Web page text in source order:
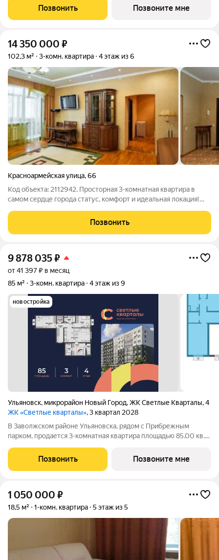
Ультраград от федерального девелопера «Железно».
Ультраград ультра счастливый жилой
Позвонить Позвоните мне
14 350 000 ₽
102,3 м² 3-комн. квартира 4 этаж из 6
Красноармейская улица,66
Код объекта: 2112942. Просторная 3-комнатная квартира в
самом сердце города статус, комфорт и идеальная локация!
продуманная планировка и престижное расположение этот
вариант точно стоит вашего
Позвонить
9 878 035₽
от 41 397 ₽ в месяц
85 м²
3-комн. квартира 4 этаж из 9
новостройка
Ульяновск, микрорайон Новый Город,ЖК Светлые Кварталы,4
ЖК «Светлые кварталы», 3 квартал 2028
В Заволжском районе Ульяновска, рядом с Прибрежным
парком, продается 3-комнатная квартира площадью 85.00 кв.
комфорт-класса «Светлые кварталы» (Застройщик ГК
«Железно»). Комфортная жизнь на
Позвонить Позвоните мне
1 050 000 ₽
18,5 м² 1-комн. квартира 5 этаж из 5